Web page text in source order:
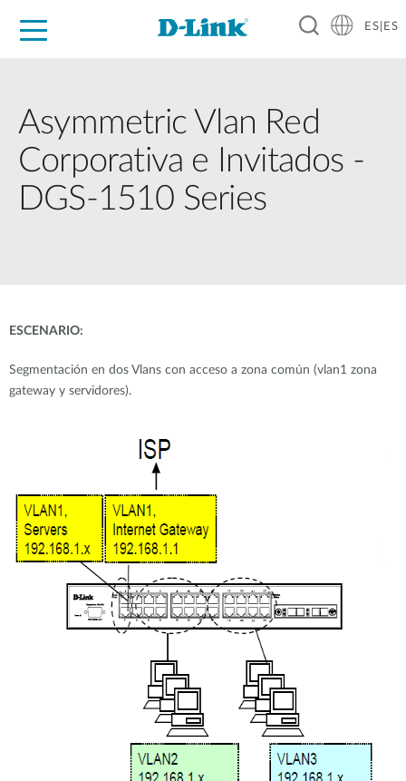
ES|ES
Asymmetric Vlan Red
Corporativa e Invitados -
DGS-1510 Series
ESCENARIO:
Segmentación en dos Vlans con acceso a zona común (vlan1 zona
gateway y servidores).